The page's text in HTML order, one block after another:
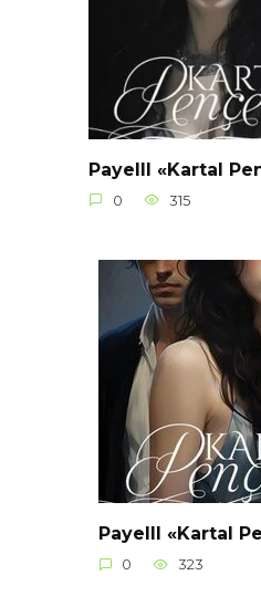
Payelll «Kartal
0 315
Payelll «Kartal
0 323